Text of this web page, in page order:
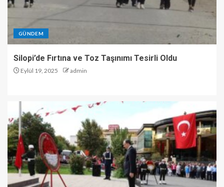
GÜNDEM
Silopi’de Fırtına ve Toz Taşınımı Tesirli Oldu
Eylül 19, 2025 admin